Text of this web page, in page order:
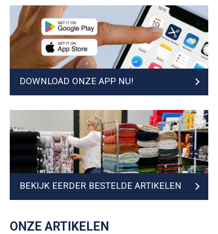
DOWNLOAD ONZE APP NU!
BEKIJK EERDER BESTELDE ARTIKELEN
ONZE ARTIKELEN